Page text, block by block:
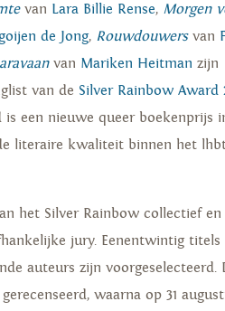
van Lara Billie Rense, Morgen
de Jong, Rouwdouwers van
van Mariken Heitman zijn
van de Silver Rainbow Award
is een nieuwe queer boekenprijs
literaire kwaliteit binnen het
het Silver Rainbow collectief
jury. Eenentwintig titels
auteurs zijn voorgeselecteerd.
waarna op 31